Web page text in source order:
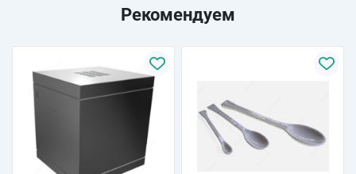
Рекомендуем